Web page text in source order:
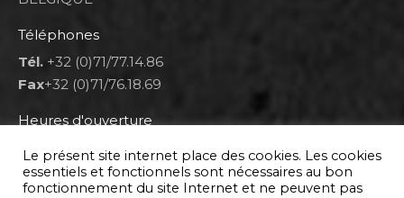
Téléphones
Tél. +32 (0)71/77.14.86
Fax+32 (0)71/76.18.69
Heures d'ouverture
Lun 8h00-12h00 et 12h30-14h30
Mar au ven 8h00-12h00 et 12h30-17h00
Sam 9h00-16h00
Le présent site internet place des cookies. Les cookies
essentiels et fonctionnels sont nécessaires au bon
fonctionnement du site Internet et ne peuvent pas